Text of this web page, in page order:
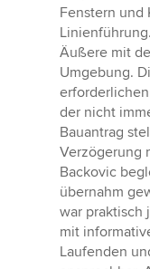
Fenstern und
Äußere mit
Umgebung.
der nicht
Bauantrag
Verzögerung
Backovic
übernahm
war praktisch
mit
Laufenden